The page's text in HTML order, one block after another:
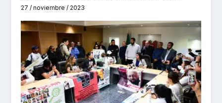
27 / noviembre / 2023